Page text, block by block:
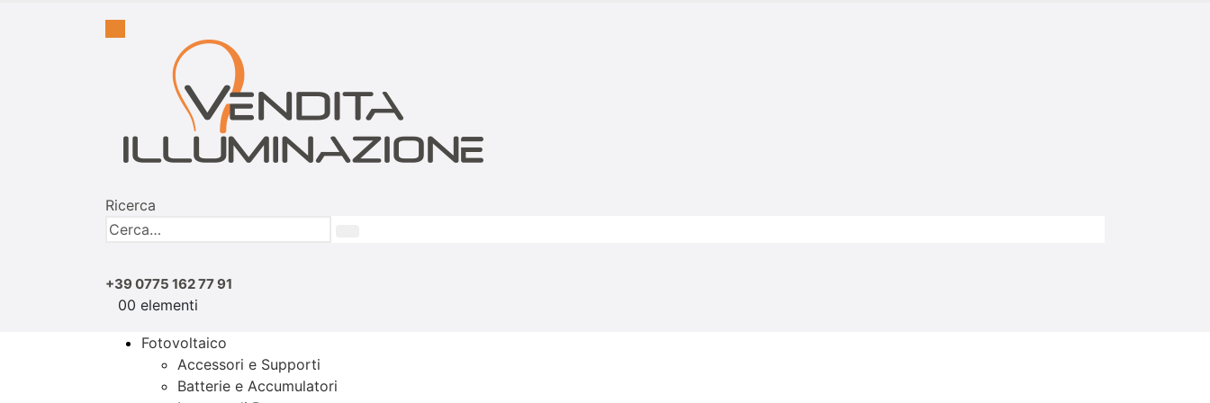
Ricerca
+39 0775 162 77 91
00 elementi
Fotovoltaico
Accessori e Supporti
Batterie e Accumulatori